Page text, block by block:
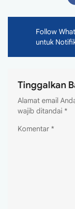
Follow
untuk
Tinggalkan
Alamat email
wajib ditandai *
Komentar *